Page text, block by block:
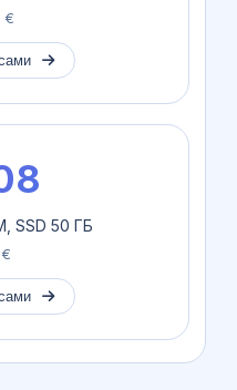
€
SSD 50 ГБ